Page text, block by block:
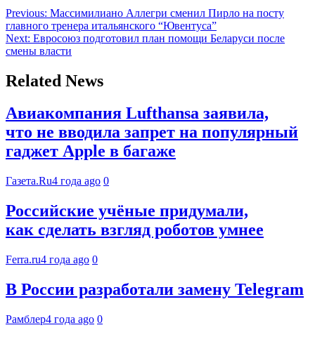
Previous: Массимилиано Аллегри сменил Пирло на посту
главного тренера итальянского “Ювентуса”
Next: Евросоюз подготовил план помощи Беларуси после
смены власти
Related News
Авиакомпания Lufthansa заявила,
что не вводила запрет на популярный
гаджет Apple в багаже
Газета.Ru4 года ago 0
Российские учёные придумали,
как сделать взгляд роботов умнее
Ferra.ru4 года ago 0
В России разработали замену Telegram
Рамблер4 года ago 0